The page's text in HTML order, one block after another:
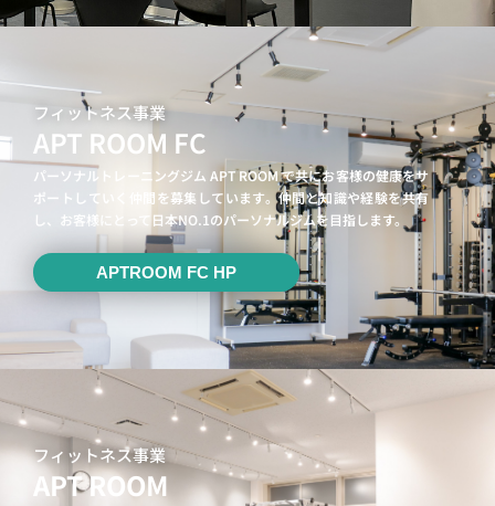
フィットネス事業
APT ROOM FC
パーソナルトレーニングジム APT ROOM で共にお客様の健康をサ
ポートしていく仲間を募集しています。仲間と知識や経験を共有
し、お客様にとって日本NO.1のパーソナルジムを目指します。
APTROOM FC HP
フィットネス事業
APT ROOM